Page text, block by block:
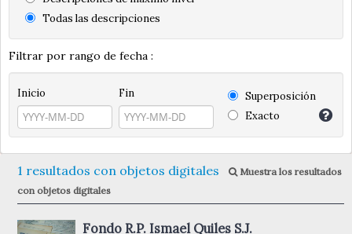
Todas las descripciones
Filtrar por rango de fecha :
Inicio Fin
Superposición
Exacto
1 resultados con objetos digitales
Muestra los resultados
con objetos digitales
Fondo R.P. Ismael Quiles S.J.